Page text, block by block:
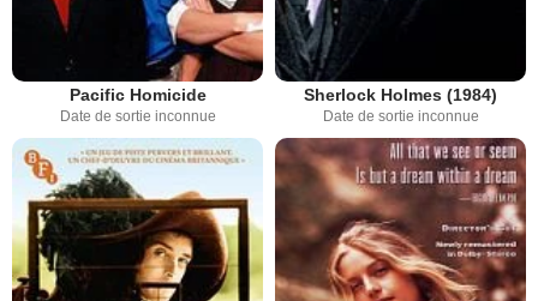
Pacific Homicide
Date de sortie inconnue
Sherlock Holmes (1984)
Date de sortie inconnue